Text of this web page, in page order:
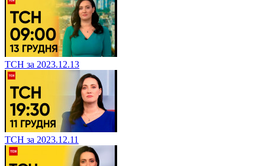
ТСН за 2023.12.13
ТСН за 2023.12.11